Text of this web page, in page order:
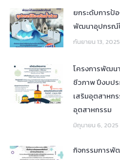
ยกระดับการป้
พัฒนาอุปกรณ์
กันยายน 13, 2025
โครงการพัฒน
ชีวภาพ ปีงบป
เสริมอุตสาหก
อุตสาหกรรม
มิถุนายน 6, 2025
กิจกรรมการ